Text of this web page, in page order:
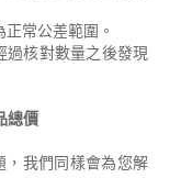
常公差範圍。
過核對數量之後發現
總價
，我們同樣會為您解